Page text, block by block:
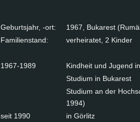
Ge­burts­jahr, -ort:
1967, Bu­ka­rest
Fa­mi­li­en­stand:
ver­hei­ra­tet, 2 Kin­der
1967-1989
Kind­heit und Ju­gend
Stu­di­um in Bu­ka­rest
Stu­di­um an der
1994)
seit 1990
in Gör­litz